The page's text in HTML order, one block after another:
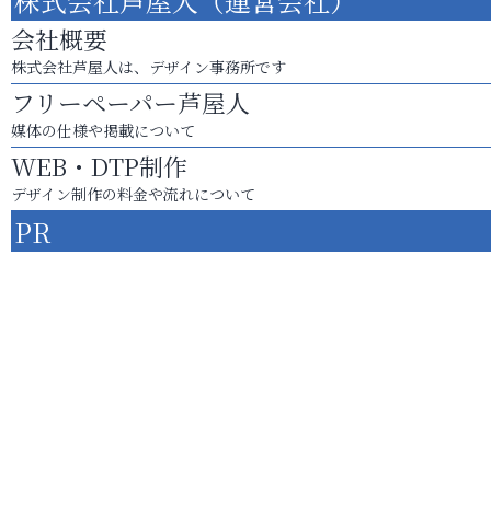
会社概要
株式会社芦屋人は、デザイン事務所です
フリーペーパー芦屋人
媒体の仕様や掲載について
WEB・DTP制作
デザイン制作の料金や流れについて
PR